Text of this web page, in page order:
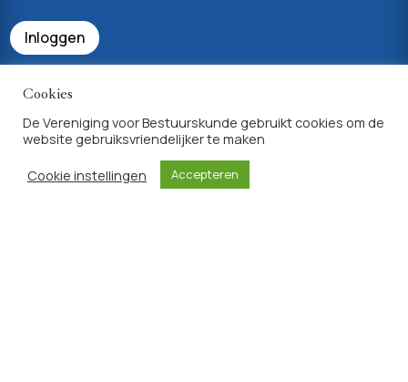
Inloggen
Bekijk uw profiel & lidmaatschapsvoordelen
Achtergrondinfo
Cookies
De Vereniging voor Bestuurskunde gebruikt cookies om de
website gebruiksvriendelijker te maken
Cookie instellingen
Accepteren